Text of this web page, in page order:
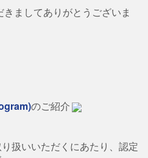
ましてありがとうございま
のご紹介
扱いいただくにあたり、認定